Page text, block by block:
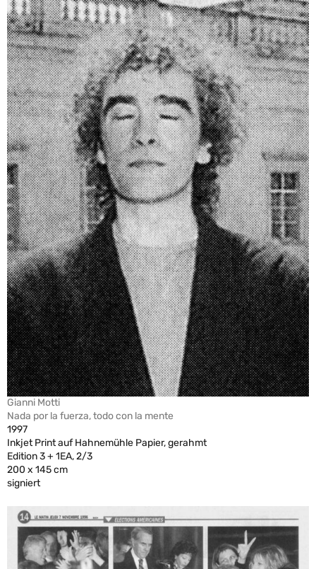
Gianni Motti
Nada por la fuerza, todo con la mente
1997
Inkjet Print auf Hahnemühle Papier, gerahmt
Edition 3 + 1EA, 2/3
200 x 145 cm
signiert